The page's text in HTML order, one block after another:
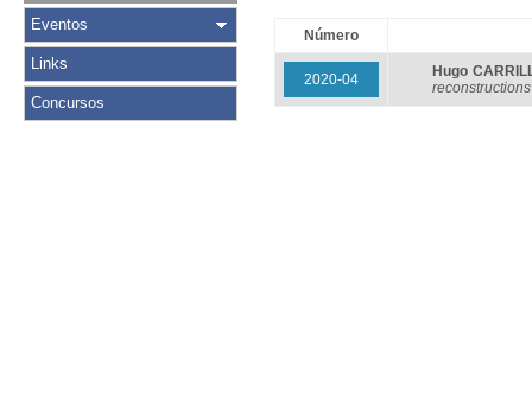
Eventos
Links
Concursos
Número
2020-04
Hugo
reconstructions